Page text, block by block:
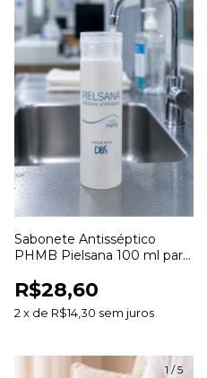
Sabonete Antisséptico
PHMB Pielsana 100 ml para
R$28,60
2 x de R$14,30 sem juros
1/5